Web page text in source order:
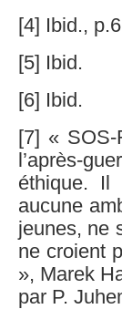
[4] Ibid.,
[5] Ibid.
[6] Ibid.
[7] «
l’après-
éthique. Il
aucune
jeunes, ne
ne croient
», Marek
par P.